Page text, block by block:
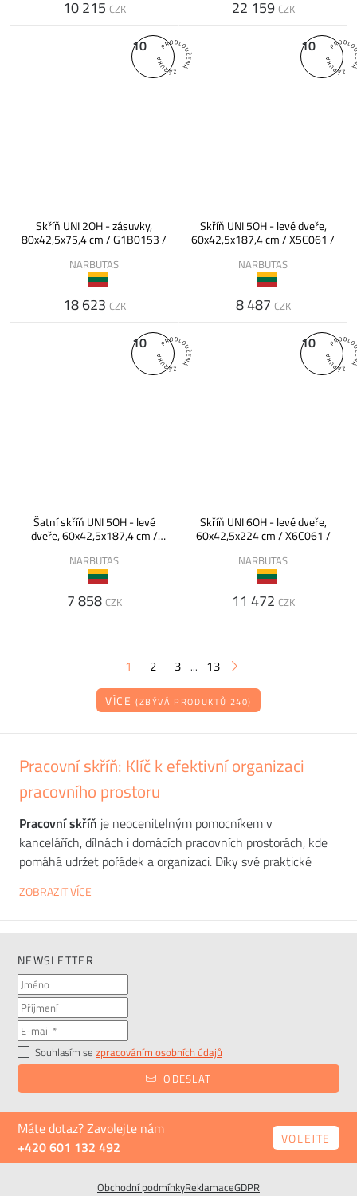
10 215 CZK 22 159 CZK
10
Skříň UNI 2OH - zásuvky,
80x42,5x75,4 cm / G1B0153 /
NARBUTAS
18 623 CZK
10
Skříň UNI 5OH - levé dveře,
60x42,5x187,4 cm / X5C061 /
NARBUTAS
8 487 CZK
10
Šatní skříň UNI 5OH - levé
dveře, 60x42,5x187,4 cm /
NARBUTAS
7 858 CZK
10
Skříň UNI 6OH - levé dveře,
60x42,5x224 cm / X6C061 /
NARBUTAS
11 472 CZK
1 2 3 ... 13
VÍCE (ZBÝVÁ PRODUKTŮ 240)
Pracovní skříň: Klíč k efektivní organizaci
pracovního prostoru
Pracovní skříň je neocenitelným pomocníkem v
kancelářích, dílnách i domácích pracovních prostorách, kde
pomáhá udržet pořádek a organizaci. Díky své praktické
kancelářské potřeby, nářadí, materiály nebo osobní věci.
využívání pracovní plochy.
ZOBRAZIT VÍCE
NEWSLETTER
Souhlasím se zpracováním osobních údajů
ODESLAT
Máte dotaz? Zavolejte nám
+420 601 132 492
VOLEJTE
Obchodní podmínkyReklamaceGDPR